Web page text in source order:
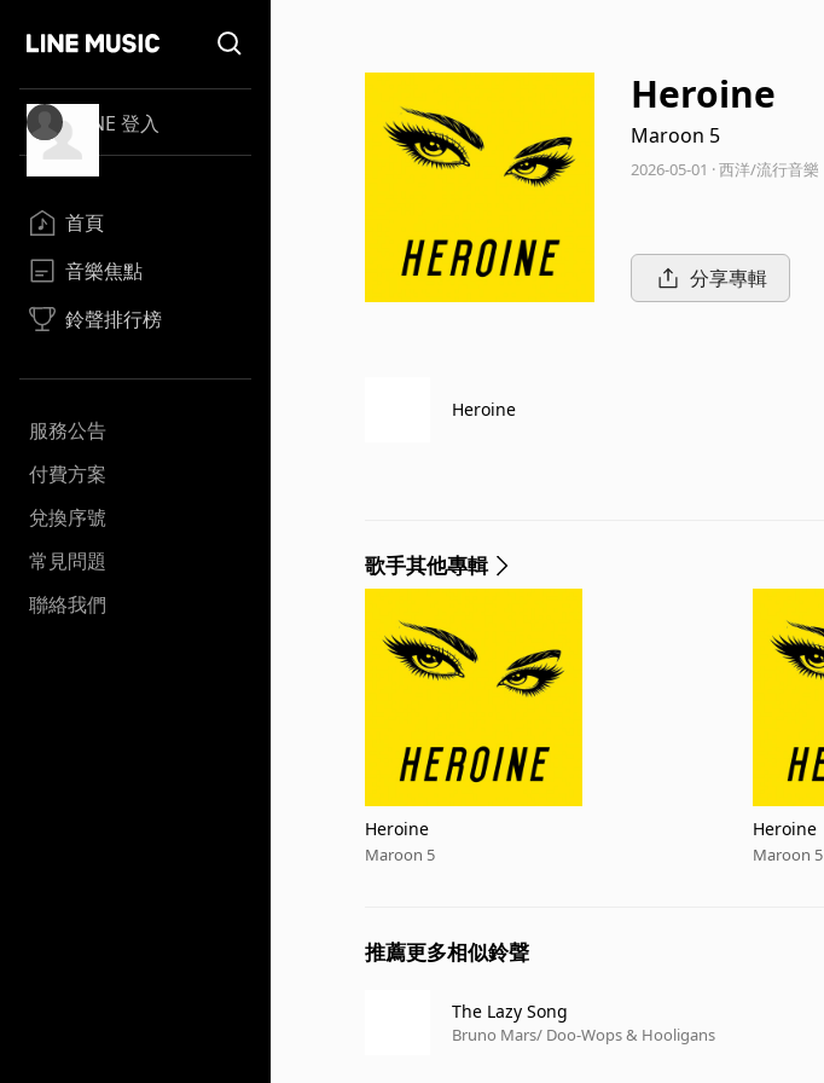
LINE 登入
首頁
音樂焦點
鈴聲排行榜
服務公告
付費方案
兌換序號
常見問題
聯絡我們
Heroine
Maroon 5
2026-05-01 · 西洋/流行音樂
分享專輯
Heroine
歌手其他專輯
Heroine
Maroon 5
Heroine
Maroon 5
推薦更多相似鈴聲
The Lazy Song
Bruno Mars/ Doo-Wops & Hooligans